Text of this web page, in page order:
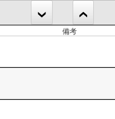
備考